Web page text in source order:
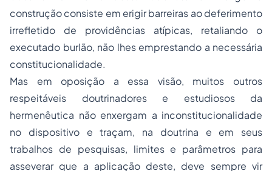
construção consiste em erigir barreiras ao deferimento
irrefletido de providências atípicas, retaliando o
executado burlão, não lhes emprestando a necessária
constitucionalidade.
Mas em oposição a essa visão, muitos outros
respeitáveis doutrinadores e estudiosos da
hermenêutica não enxergam a inconstitucionalidade
no dispositivo e traçam, na doutrina e em seus
trabalhos de pesquisas, limites e parâmetros para
asseverar que a aplicação deste, deve sempre vir